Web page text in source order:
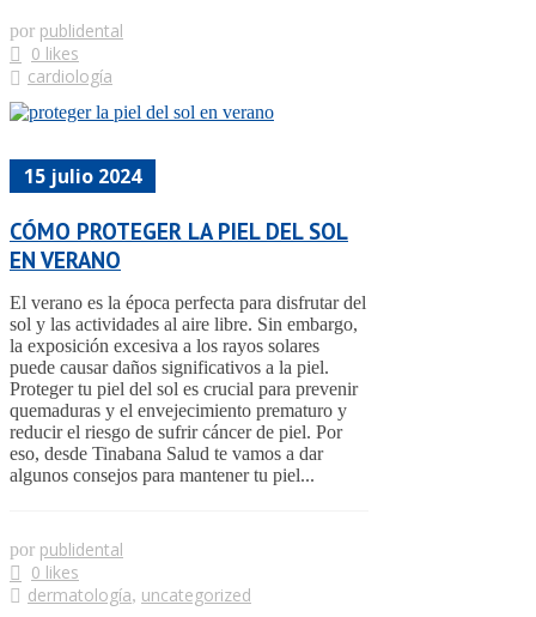
por publidental
0 likes
cardiología
15 julio 2024
CÓMO PROTEGER LA PIEL DEL SOL
EN VERANO
El verano es la época perfecta para disfrutar del
sol y las actividades al aire libre. Sin embargo,
la exposición excesiva a los rayos solares
puede causar daños significativos a la piel.
Proteger tu piel del sol es crucial para prevenir
quemaduras y el envejecimiento prematuro y
reducir el riesgo de sufrir cáncer de piel. Por
eso, desde Tinabana Salud te vamos a dar
algunos consejos para mantener tu piel...
por publidental
0 likes
dermatología, uncategorized